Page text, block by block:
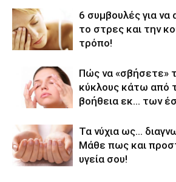
6 συμβουλές για να
το στρες και την
τρόπο!
Πώς να «σβήσετε»
κύκλους κάτω από
βοήθεια εκ… των
Τα νύχια ως…
Μάθε πως και
υγεία σου!